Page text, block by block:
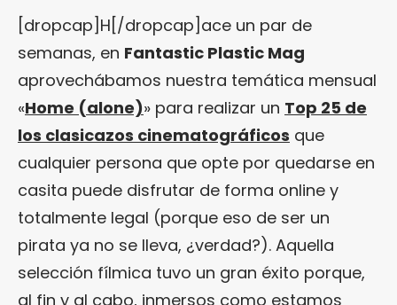
[dropcap]H[/dropcap]ace un par de
semanas, en Fantastic Plastic Mag
aprovechábamos nuestra temática mensual
«Home (alone)» para realizar un Top 25 de
los clasicazos cinematográficos que
cualquier persona que opte por quedarse en
casita puede disfrutar de forma online y
totalmente legal (porque eso de ser un
pirata ya no se lleva, ¿verdad?). Aquella
selección fílmica tuvo un gran éxito porque,
al fin y al cabo, inmersos como estamos